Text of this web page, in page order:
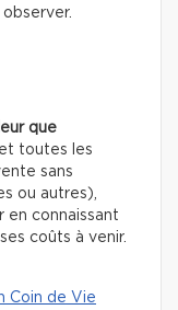
que
toutes les
sans
ou autres),
en connaissant
coûts à venir.
Coin de Vie